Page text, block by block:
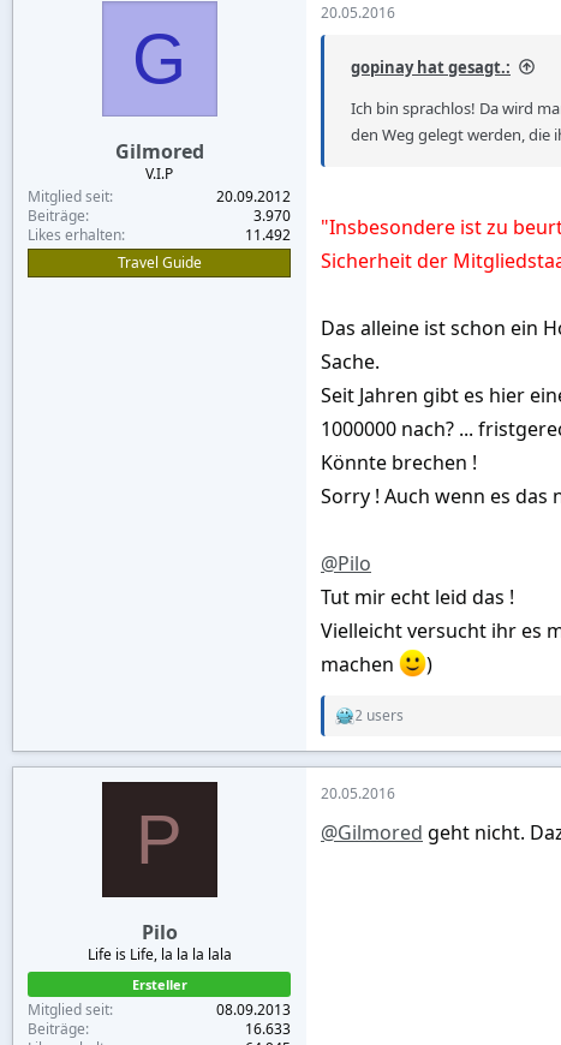
G
Gilmored
V.I.P
Mitglied seit
20.09.2012
Beiträge
3.970
Likes erhalten
11.492
Travel Guide
20.05.2016
gopinay hat gesagt.:
Ich bin sprachlos! Da wird
den Weg gelegt werden, die
"Insbesondere ist zu
Sicherheit der
Das alleine ist schon ein
Sache.
Seit Jahren gibt es hier
1000000 nach? ...
Könnte brechen !
Sorry ! Auch wenn es
@Pilo
Tut mir echt leid das !
Vielleicht versucht ihr es
machen
)
R
t
o
2 users
P
Pilo
Life is Life, la la la lala
Ersteller
Mitglied seit
08.09.2013
Beiträge
16.633
20.05.2016
@Gilmored geht nicht.